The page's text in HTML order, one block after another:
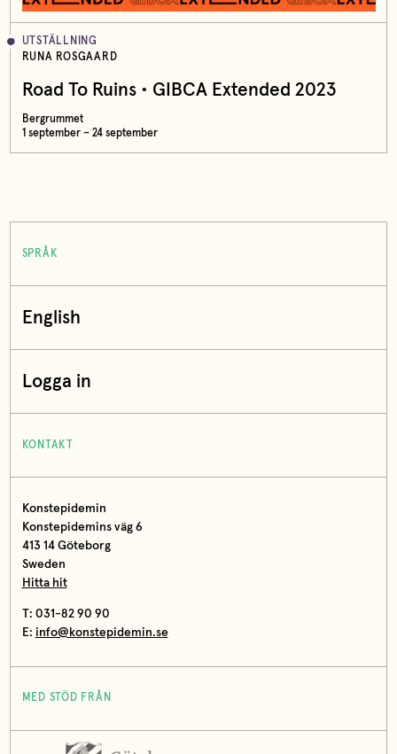
UTSTÄLLNING
RUNA ROSGAARD
Road To Ruins • GIBCA Extended 2023
Bergrummet
1 september – 24 september
SPRÅK
English
Logga in
KONTAKT
Konstepidemin
Konstepidemins väg 6
413 14 Göteborg
Sweden
Hitta hit
T: 031-82 90 90
E: info@konstepidemin.se
MED STÖD FRÅN